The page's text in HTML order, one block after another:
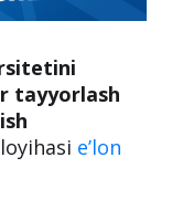
tayyorlash
eʼlon